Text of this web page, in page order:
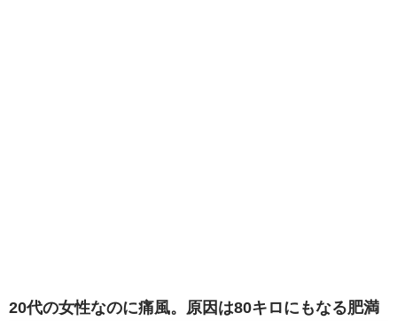
20代の女性なのに痛風。原因は80キロにもなる肥満